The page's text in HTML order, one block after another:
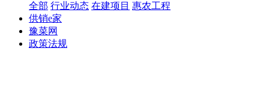
全部 行业动态 在建项目 惠农工程
供销e家
豫菜网
政策法规